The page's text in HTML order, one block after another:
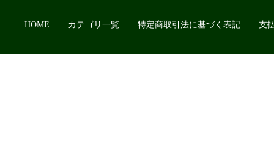
HOME カテゴリ一覧 特定商取引法に基づく表記 支